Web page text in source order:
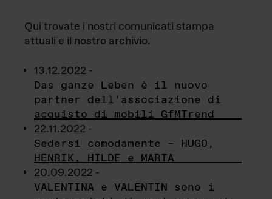
Qui trovate i nostri comunicati stampa
attuali e il nostro archivio.
13.12.2022 -
Das ganze Leben è il nuovo
partner dell’associazione di
acquisto di mobili GfMTrend
22.11.2022 -
Sedersi comodamente – HUGO,
HENRIK, HILDE e MARTA
20.09.2022 -
VALENTINA e VALENTIN sono i